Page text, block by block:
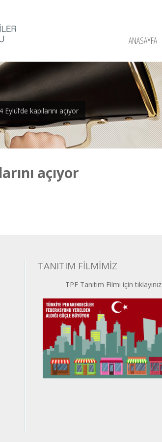
ANASAYFA
Eylül’de kapılarını açıyor
açıyor
TANITIM FİLMİMİZ
TPF Tanıtım Filmi için tıklayınız